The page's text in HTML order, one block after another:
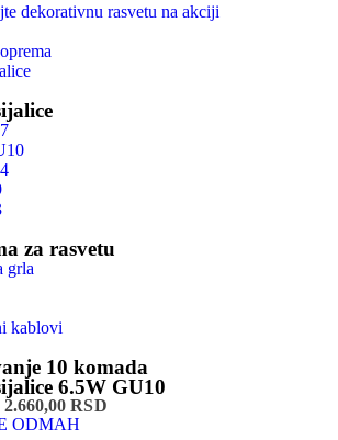
dekorativnu rasvetu na akciji
za rasvetu
grla
kablovi
10 komada
6.5W GU10
2.660,00 RSD
ODMAH